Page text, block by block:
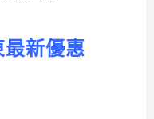
最新優惠